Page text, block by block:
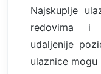
Najskuplje
redovima i
udaljenije
ulaznice